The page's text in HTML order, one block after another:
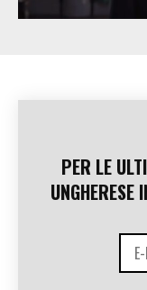
PER LE
UNGHERESE